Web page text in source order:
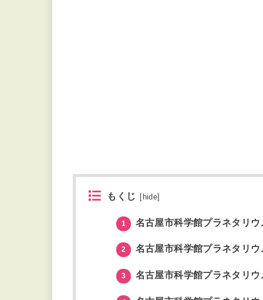
もくじ hide
1 名古屋市科学館プラネタリウ
2 名古屋市科学館プラネタリ
3 名古屋市科学館プラネタリ